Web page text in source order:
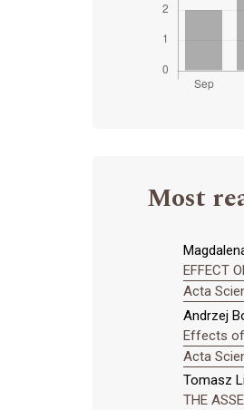
Most
EFFECT
Acta
Andrzej
Effects of
Acta
Tomasz
THE